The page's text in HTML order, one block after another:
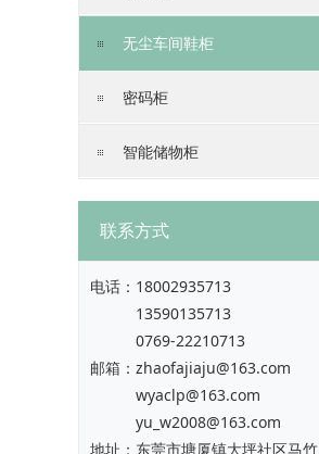
无尘车间鞋柜
密码柜
智能储物柜
联系方式
电话： 18002935713
13590135713
0769-22210713
邮箱：zhaofajiaju@163.com
wyaclp@163.com
yu_w2008@163.com
地址：东莞市塘厦镇大坪社区马竹